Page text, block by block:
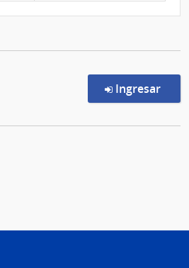
Ingresar